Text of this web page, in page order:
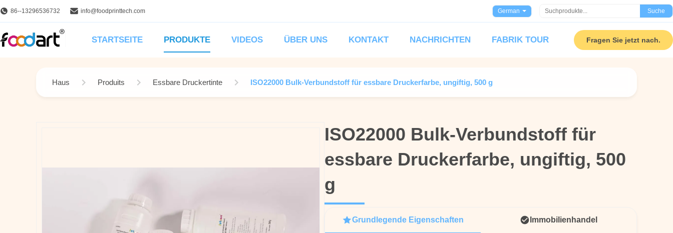
86--13296536732 info@foodprinttech.com German Suche
STARTSEITE PRODUKTE VIDEOS ÜBER UNS KONTAKT NACHRICHTEN FABRIK TOUR Fragen Sie jetzt nach.
Haus Produits Essbare Druckertinte ISO22000 Bulk-Verbundstoff für essbare Druckerfarbe, ungiftig, 500 g
ISO22000 Bulk-Verbundstoff für
essbare Druckerfarbe, ungiftig, 500
g
ISO22000 Bulk-Verbundstoff für
essbare Druckerfarbe, ungiftig, 500
g
Grundlegende Eigenschaften Immobilienhandel